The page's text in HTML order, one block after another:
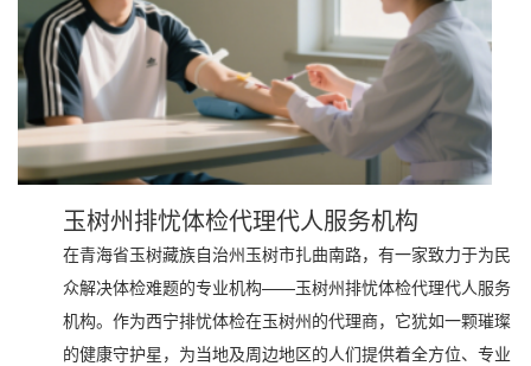
玉树州排忧体检代理代人服务机构
在青海省玉树藏族自治州玉树市扎曲南路，有一家致力于为民
众解决体检难题的专业机构——玉树州排忧体检代理代人服务
机构。作为西宁排忧体检在玉树州的代理商，它犹如一颗璀璨
的健康守护星，为当地及周边地区的人们提供着全方位、专业